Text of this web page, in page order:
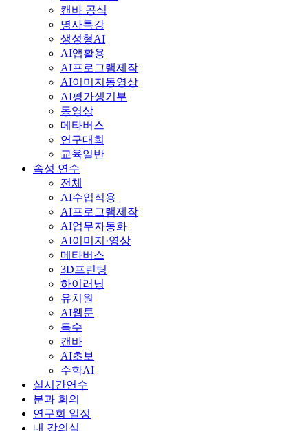
캔바 공식
명사특강
생성형AI
AI앱활용
AI프로그램제작
AI이미지동영상
AI평가생기부
동영상
메타버스
연구대회
교육일반
속성 연수
전체
AI수업적용
AI프로그램제작
AI업무자동화
AI이미지·영상
메타버스
3D프린팅
하이러닝
유치원
AI웹툰
특수
캔바
AI초보
수학AI
실시간연수
분과 회의
연구회 일정
내 강의실